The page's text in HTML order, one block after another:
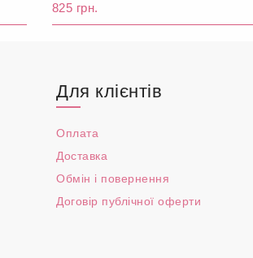
825 грн.
Для клієнтів
Оплата
Доставка
Обмін і повернення
Договір публічної оферти